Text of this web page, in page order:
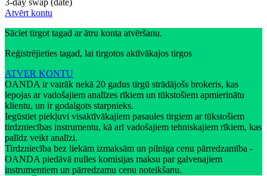
3-day swap (date)
Atvērt kontu
Sāciet tirgot tagad ar ātru konta atvēršanu.
Reģistrējieties tagad, lai tirgotos aktīvākajos tirgos
ATVER KONTU
OANDA ir vairāk nekā 20 gadus tirgū strādājošs brokeris, kas
lepojas ar vadošajiem analīzes rīkiem un tūkstošiem apmierinātu
klientu, un ir godalgots starpnieks.
Iegūstiet piekļuvi visaktīvākajiem pasaules tirgiem ar tūkstošiem
tirdzniecības instrumentu, kā arī vadošajiem tehniskajiem rīkiem, kas
palīdz veikt analīzi.
Tirdzniecība bez liekām izmaksām un pilnīga cenu pārredzamība -
OANDA piedāvā nulles komisijas maksu par galvenajiem
instrumentiem un pārredzamu cenu noteikšanu.